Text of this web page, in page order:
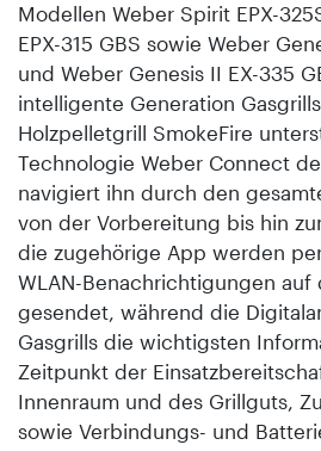
Modellen Weber Spirit EPX-
EPX-315 GBS sowie Weber
und Weber Genesis II EX-335
intelligente Generation
Holzpelletgrill SmokeFire
Technologie Weber Connect
navigiert ihn durch den
von der Vorbereitung bis hin
die zugehörige App werden
WLAN-Benachrichtigungen auf
gesendet, während die
Gasgrills die wichtigsten
Zeitpunkt der
Innenraum und des Grillguts,
sowie Verbindungs- und